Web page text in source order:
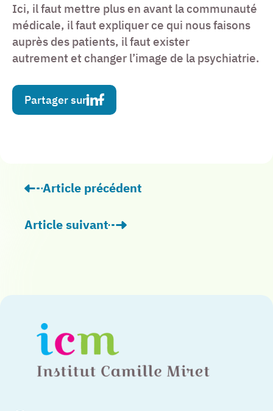
Ici, il faut mettre plus en avant la communauté
médicale, il faut expliquer ce qui nous faisons
auprès des patients, il faut exister
autrement et changer l’image de la psychiatrie.
Partager sur
Article précédent
: L’Institut Camille Miret déploie sa Cellule
Article suivant
: Lancement officiel de KAROS,